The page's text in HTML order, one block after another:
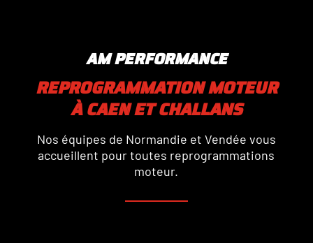
AM PERFORMANCE
REPROGRAMMATION MOTEUR
À CAEN ET CHALLANS
Nos équipes de Normandie et Vendée vous
accueillent pour toutes reprogrammations
moteur.